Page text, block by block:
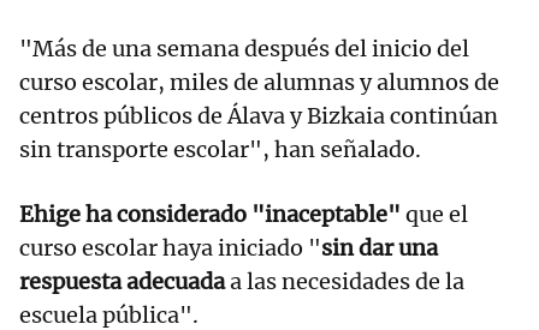
"Más de una semana después del inicio del
curso escolar, miles de alumnas y alumnos de
centros públicos de Álava y Bizkaia continúan
sin transporte escolar", han señalado.
Ehige ha considerado "inaceptable" que el
curso escolar haya iniciado "sin dar una
respuesta adecuadaa las necesidades de la
escuela pública".